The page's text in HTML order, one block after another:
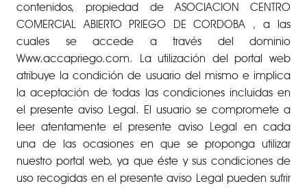
contenidos, propiedad de ASOCIACION CENTRO
COMERCIAL ABIERTO PRIEGO DE CORDOBA , a las
cuales se accede a través del dominio
Www.accapriego.com. La utilización del portal web
atribuye la condición de usuario del mismo e implica
la aceptación de todas las condiciones incluidas en
el presente aviso Legal. El usuario se compromete a
leer atentamente el presente aviso Legal en cada
una de las ocasiones en que se proponga utilizar
nuestro portal web, ya que éste y sus condiciones de
uso recogidas en el presente aviso Legal pueden sufrir